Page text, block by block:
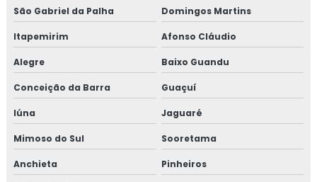
São Gabriel da Palha Domingos Martins
Itapemirim Afonso Cláudio
Alegre Baixo Guandu
Conceição da Barra Guaçuí
Iúna Jaguaré
Mimoso do Sul Sooretama
Anchieta Pinheiros